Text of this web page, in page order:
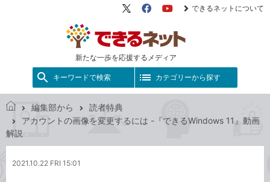
新たな一歩を応援するメディア
X（旧
FacebookYouTube
できるネットについて
キーワードで検索 カテゴリーから探す
で
き
ッ
編集部から
読者特典
アカウントの画像を変更するには -『できるWindows 11』動画
解説
2021.10.22 FRI 15:01